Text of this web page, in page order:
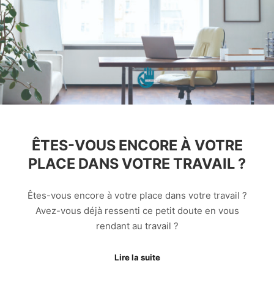
ÊTES-VOUS ENCORE À VOTRE
PLACE DANS VOTRE TRAVAIL ?
Êtes-vous encore à votre place dans votre travail ?
Avez-vous déjà ressenti ce petit doute en vous
rendant au travail ?
Lire la suite